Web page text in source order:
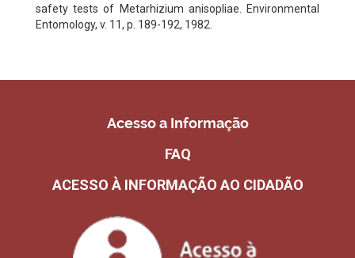
safety tests of Metarhizium anisopliae. Environmental
Entomology, v. 11, p. 189-192, 1982.
Acesso a Informação
FAQ
ACESSO À INFORMAÇÃO AO CIDADÃO